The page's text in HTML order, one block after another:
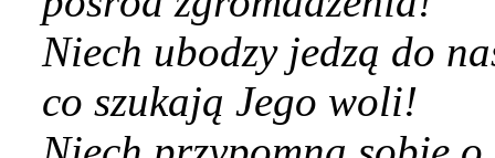
Niech ubodzy jedzą do
co szukają Jego woli!